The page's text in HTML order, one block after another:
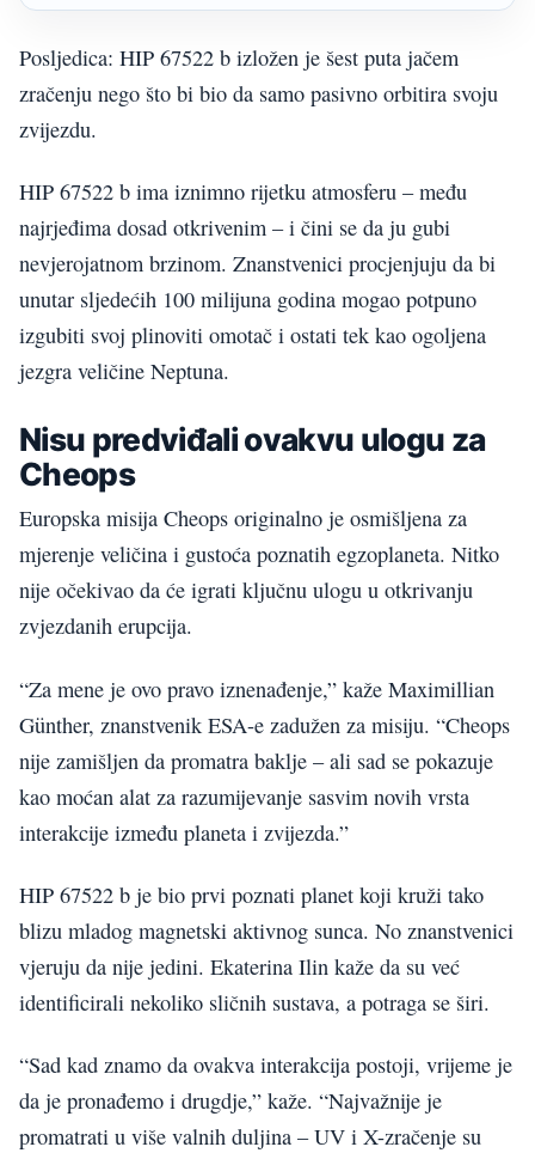
Posljedica: HIP 67522 b izložen je šest puta jačem
zračenju nego što bi bio da samo pasivno orbitira svoju
zvijezdu.
HIP 67522 b ima iznimno rijetku atmosferu – među
najrjeđima dosad otkrivenim – i čini se da ju gubi
nevjerojatnom brzinom. Znanstvenici procjenjuju da bi
unutar sljedećih 100 milijuna godina mogao potpuno
izgubiti svoj plinoviti omotač i ostati tek kao ogoljena
jezgra veličine Neptuna.
Nisu predviđali ovakvu ulogu za
Cheops
Europska misija Cheops originalno je osmišljena za
mjerenje veličina i gustoća poznatih egzoplaneta. Nitko
nije očekivao da će igrati ključnu ulogu u otkrivanju
zvjezdanih erupcija.
“Za mene je ovo pravo iznenađenje,” kaže Maximillian
Günther, znanstvenik ESA-e zadužen za misiju. “Cheops
nije zamišljen da promatra baklje – ali sad se pokazuje
kao moćan alat za razumijevanje sasvim novih vrsta
interakcije između planeta i zvijezda.”
HIP 67522 b je bio prvi poznati planet koji kruži tako
blizu mladog magnetski aktivnog sunca. No znanstvenici
vjeruju da nije jedini. Ekaterina Ilin kaže da su već
identificirali nekoliko sličnih sustava, a potraga se širi.
“Sad kad znamo da ovakva interakcija postoji, vrijeme je
da je pronađemo i drugdje,” kaže. “Najvažnije je
promatrati u više valnih duljina – UV i X-zračenje su